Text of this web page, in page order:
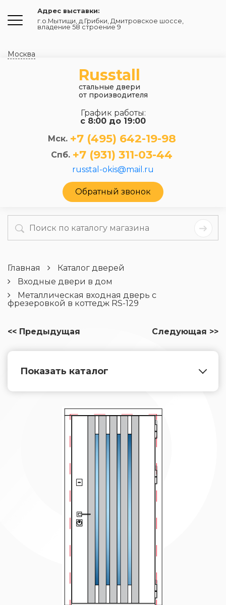
Адрес выставки:
г.о.Мытищи, д.Грибки, Дмитровское шоссе,
владение 58 строение 9
Москва
Russtall
стальные двери
от производителя
График работы:
с 8:00 до 19:00
Мск. +7 (495) 642-19-98
Спб. +7 (931) 311-03-44
russtal-okis@mail.ru
Обратный звонок
Главная
Каталог дверей
Входные двери в дом
Металлическая входная дверь с
фрезеровкой в коттедж RS-129
<< Предыдущая Следующая >>
Показать каталог